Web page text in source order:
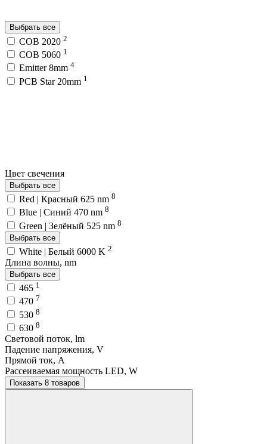
Выбрать все
COB 2020 2
COB 5060 1
Emitter 8mm 4
PCB Star 20mm 1
Цвет свечения
Выбрать все
Red | Красный 625 nm 8
Blue | Синий 470 nm 8
Green | Зелёный 525 nm 8
Выбрать все
White | Белый 6000 K 2
Длина волны, nm
Выбрать все
465 1
470 7
530 8
630 8
Световой поток, lm
Падение напряжения, V
Прямой ток, A
Рассеиваемая мощность LED, W
Показать 8 товаров